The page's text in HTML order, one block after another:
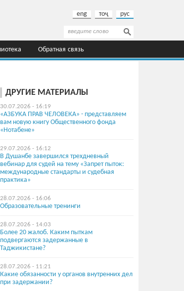
eng тоҷ рус
Форма поиска
Поиск
Обратная связь
ДРУГИЕ МАТЕРИАЛЫ
30.07.2026 - 16:19
«АЗБУКА ПРАВ ЧЕЛОВЕКА» - представляем
вам новую книгу Общественного фонда
«Нотабене»
29.07.2026 - 16:12
В Душанбе завершился трехдневный
вебинар для судей на тему «Запрет пыток:
международные стандарты и судебная
практика»
28.07.2026 - 16:06
Образовательные тренинги
28.07.2026 - 14:03
Более 20 жалоб. Каким пыткам
подвергаются задержанные в
Таджикистане?
28.07.2026 - 11:21
Какие обязанности у органов внутренних дел
при задержании?